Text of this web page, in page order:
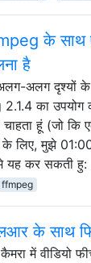
के साथ
है
अलग दृश्यों के
का उपयोग
चाहता हूं (जो
के लिए, मुझे
यह कर सकती
ffmpeg
के साथ
में वीडियो